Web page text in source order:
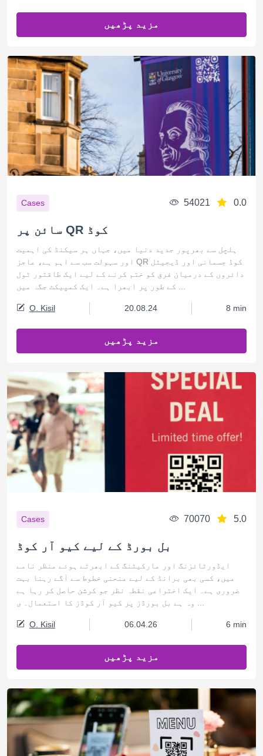
مزید پڑھیں
Cases 54021 0.0
سائن پر QR کوڈ
ہلچل سے بھرپور جدید دنیا میں، جہاں ہر سیکنڈ کی اہمیت
اور سہولت سب سے اہم ہے، عاجز QR کوڈ جسمانی اور ڈیجیٹل
دائروں کے درمیان فرق کو ختم کرنے کے لیے ایک طاقتور ٹول
O. Kisil 20.08.24 8 min
مزید پڑھیں
Cases 70070 5.0
بل بورڈ کے لیے کیو آر کوڈ
ایڈورٹائزنگ اور مارکیٹنگ کے ابھرتے ہوئے منظر نامے
میں، کسی بھی برانڈ کے لیے منحنی خطوط سے آگے رہنا بہت
ضروری ہے۔ ایک اختراعی نقطہ نظر جو کرشن حاصل کر رہا ہے
O. Kisil 06.04.26 6 min
مزید پڑھیں